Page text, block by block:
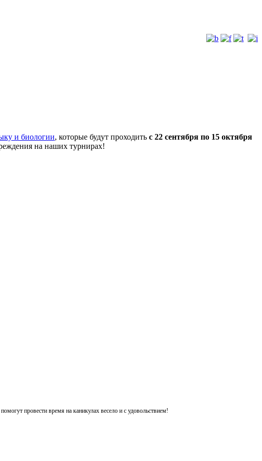
и биологии, которые будут проходить с 22 сентября по 15 октября
на наших турнирах!
провести время на каникулах весело и с удовольствием!